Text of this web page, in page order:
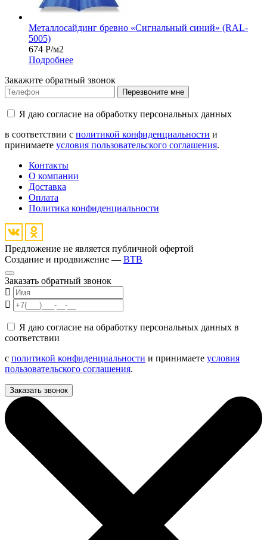
Металлосайдинг бревно «Сигнальный синий» (RAL-
5005)
674 Р/м2
Подробнее
Закажите обратный звонок
Перезвоните мне
Я даю согласие на обработку персональных данных
в соответствии с политикой конфиденциальности и
принимаете условия пользовательского соглашения.
Контакты
О компании
Доставка
Оплата
Политика конфиденциальности
Предложение не является публичной офертой
Создание и продвижение — BTB
Заказать обратный звонок
Я даю согласие на обработку персональных данных в
соответствии
с политикой конфиденциальности и принимаете условия
пользовательского соглашения.
Заказать звонок